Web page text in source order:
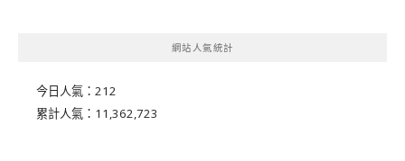
網站人氣統計
今日人氣： 212
累計人氣： 11,362,723